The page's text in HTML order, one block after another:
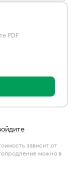
PDF
зависит от
можно в